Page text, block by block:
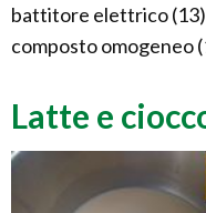
battitore elettrico
composto omogeneo
Latte e